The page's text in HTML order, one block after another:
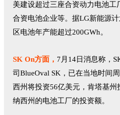
美建设超过三座合资动力电池工
合资电池企业等。据LG新能源
区电池年产能超过200GWh。
SK On方面， 7月14日消息称，
司BlueOval SK，已在当地时间
西州将投资56亿美元，肯塔基州
纳西州的电池工厂的投资额。